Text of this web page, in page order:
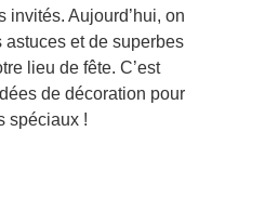
invités. Aujourd’hui, on
et de superbes
lieu de fête. C’est
de décoration pour
spéciaux !